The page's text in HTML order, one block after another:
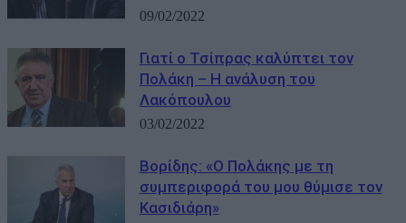
09/02/2022
Γιατί ο Τσίπρας καλύπτει τον
Πολάκη – Η ανάλυση του
Λακόπουλου
03/02/2022
Βορίδης: «Ο Πολάκης με τη
συμπεριφορά του μου θύμισε τον
Κασιδιάρη»